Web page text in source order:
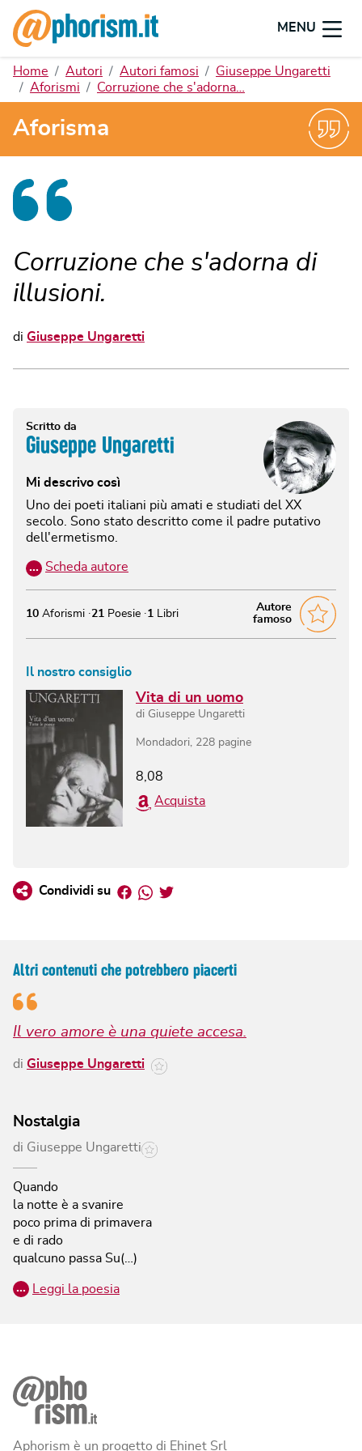
MENU
Home Autori Autori famosi
Giuseppe Ungaretti
Aforismi
Corruzione che s'adorna…
Aforisma
Corruzione che s'adorna di
illusioni.
di Giuseppe Ungaretti
Scritto da
Giuseppe Ungaretti
Mi descrivo così
Uno dei poeti italiani più amati e studiati del XX
secolo. Sono stato descritto come il padre putativo
dell'ermetismo.
… Scheda autore
Autore
famoso
10 Aforismi 21 Poesie 1 Libri
Il nostro consiglio
Vita di un uomo
di Giuseppe Ungaretti
Mondadori 228 pagine
8,08
Acquista
Condividi su Facebook
Whatsapp
Twitter
Altri contenuti che potrebbero piacerti
Il vero amore è una quiete accesa.
di Giuseppe Ungaretti
Nostalgia
di Giuseppe Ungaretti
Quando
la notte è a svanire
poco prima di primavera
e di rado
qualcuno passa Su(…)
… Leggi la poesia
Aphorism è un progetto di Ehinet Srl